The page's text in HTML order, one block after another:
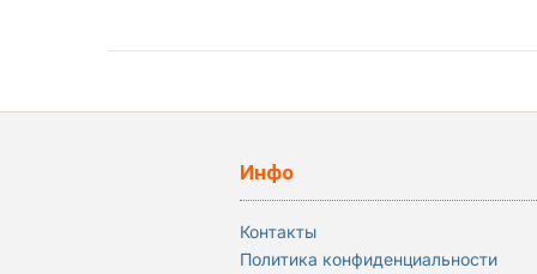
Инфо
Контакты
Политика конфиденциальности